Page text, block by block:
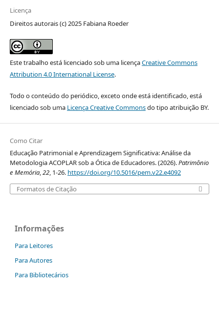
Licença
Direitos autorais (c) 2025 Fabiana Roeder
Este trabalho está licenciado sob uma licençaCreative Commons
Attribution 4.0 International License.
Todo o conteúdo do periódico, exceto onde está identificado, está
licenciado sob uma Licença Creative Commonsdo tipo atribuição BY.
Como Citar
Educação Patrimonial e Aprendizagem Significativa: Análise da
Metodologia ACOPLAR sob a Ótica de Educadores. (2026).Patrimônio
e Memória,22, 1-26. https://doi.org/10.5016/pem.v22.e4092
Formatos de Citação
Informações
Para Leitores
Para Autores
Para Bibliotecários